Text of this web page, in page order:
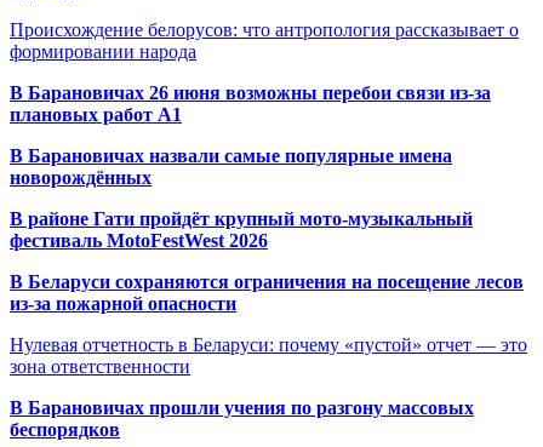
Происхождение белорусов: что антропология рассказывает о
формировании народа
В Барановичах 26 июня возможны перебои связи из-за
плановых работ A1
В Барановичах назвали самые популярные имена
новорождённых
В районе Гати пройдёт крупный мото-музыкальный
фестиваль MotoFestWest 2026
В Беларуси сохраняются ограничения на посещение лесов
из-за пожарной опасности
Нулевая отчетность в Беларуси: почему «пустой» отчет — это
зона ответственности
В Барановичах прошли учения по разгону массовых
беспорядков